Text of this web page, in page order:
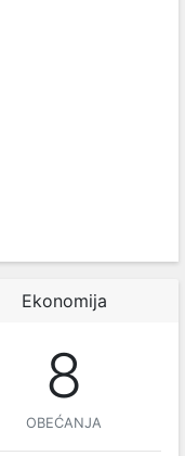
Ekonomija
8
OBEĆANJA